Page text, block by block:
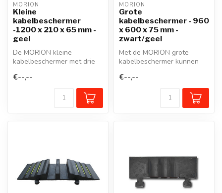
MORION
Kleine
kabelbeschermer
-1200 x 210 x 65 mm -
geel
De MORION kleine
kabelbeschermer met drie
probleemloos overrij...
€--,--
MORION
Grote
kabelbeschermer - 960
x 600 x 75 mm -
zwart/geel
Met de MORION grote
kabelbeschermer kunnen
probleem...
€--,--